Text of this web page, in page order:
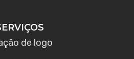
de logo